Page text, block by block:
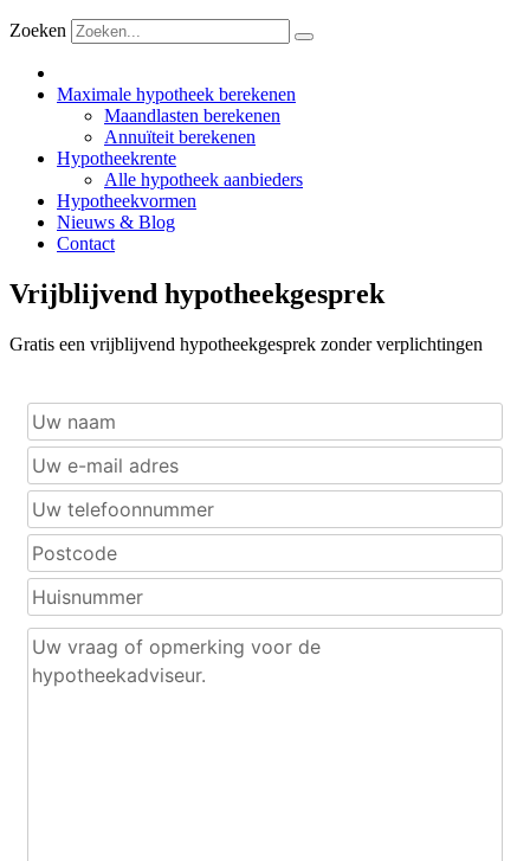
Zoeken
Maximale hypotheek berekenen
Maandlasten berekenen
Annuïteit berekenen
Hypotheekrente
Alle hypotheek aanbieders
Hypotheekvormen
Nieuws & Blog
Contact
Vrijblijvend hypotheekgesprek
Gratis een vrijblijvend hypotheekgesprek zonder verplichtingen